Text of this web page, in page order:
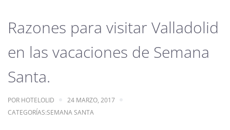
Razones para visitar Valladolid
en las vacaciones de Semana
Santa.
POR HOTELOLID
24 MARZO, 2017
CATEGORÍAS:SEMANA SANTA